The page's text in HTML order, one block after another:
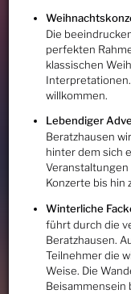
Die
perfekten
klassischen
willkommen.
Lebendiger
Beratzhausen
hinter dem sich
Konzerte bis hin
Winterliche
führt durch die
Beratzhausen.
Teilnehmer die
Weise. Die
Beisammensein